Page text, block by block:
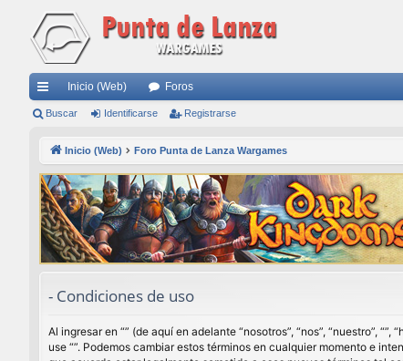
nl
rá
pi
do
Inicio (Web) Foros
Buscar Identificarse Registrarse
Inicio (Web) Foro Punta de Lanza Wargames
- Condiciones de uso
Al ingresar en “” (de aquí en adelante “nosotros”, “nos”, “nuestro”,
use “”. Podemos cambiar estos términos en cualquier momento e